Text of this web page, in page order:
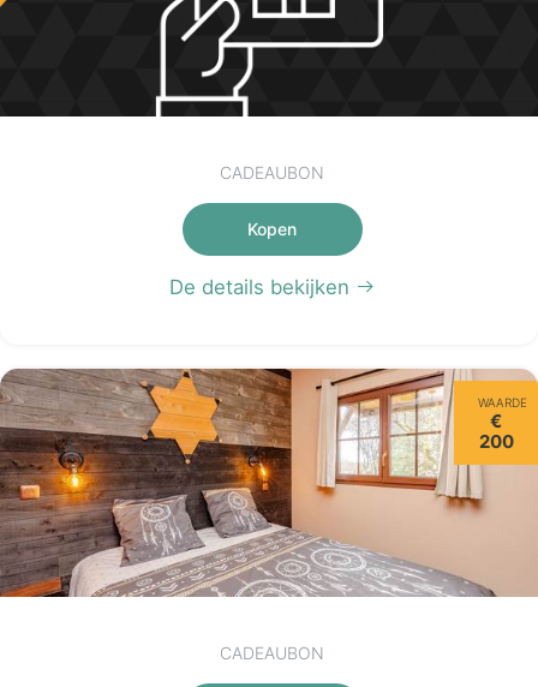
CADEAUBON
Kopen
De details bekijken
WAARDE
€
200
CADEAUBON